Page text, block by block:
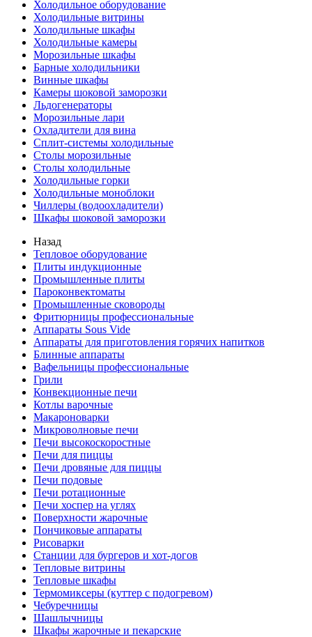
Холодильное оборудование
Холодильные витрины
Холодильные шкафы
Холодильные камеры
Морозильные шкафы
Барные холодильники
Винные шкафы
Камеры шоковой заморозки
Льдогенераторы
Морозильные лари
Охладители для вина
Сплит-системы холодильные
Столы морозильные
Столы холодильные
Холодильные горки
Холодильные моноблоки
Чиллеры (водоохладители)
Шкафы шоковой заморозки
Назад
Тепловое оборудование
Плиты индукционные
Промышленные плиты
Пароконвектоматы
Промышленные сковороды
Фритюрницы профессиональные
Аппараты Sous Vide
Аппараты для приготовления горячих напитков
Блинные аппараты
Вафельницы профессиональные
Грили
Конвекционные печи
Котлы варочные
Макароноварки
Микроволновые печи
Печи высокоскоростные
Печи для пиццы
Печи дровяные для пиццы
Печи подовые
Печи ротационные
Печи хоспер на углях
Поверхности жарочные
Пончиковые аппараты
Рисоварки
Станции для бургеров и хот-догов
Тепловые витрины
Тепловые шкафы
Термомиксеры (куттер с подогревом)
Чебуречницы
Шашлычницы
Шкафы жарочные и пекарские